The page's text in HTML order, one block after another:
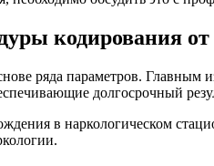
кодирования от
ряда параметров.
долгосрочный
в наркологическом